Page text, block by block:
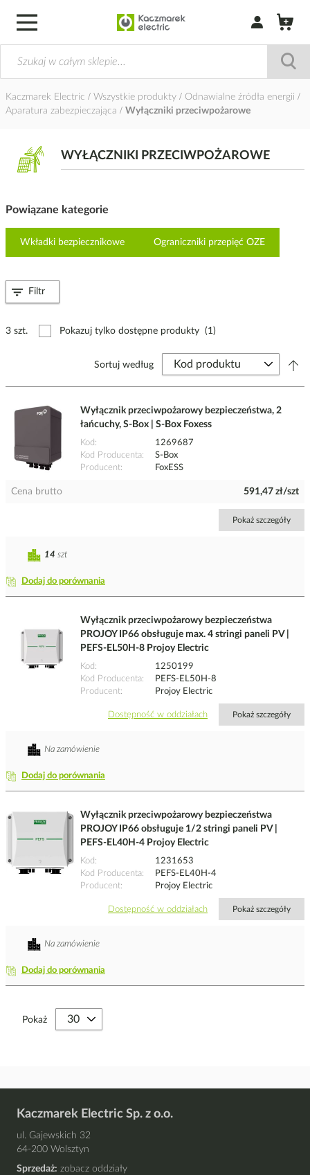
Zaloguj się /
Kaczmarek Electric Wszystkie produkty
Odnawialne źródła energii
Aparatura zabezpieczająca
Wyłączniki przeciwpożarowe
WYŁĄCZNIKI PRZECIWPOŻAROWE
Powiązane kategorie
Wkładki bezpiecznikowe Ograniczniki przepięć OZE
3 szt. Pokazuj tylko dostępne produkty (1)
Sortuj według
Wyłącznik przeciwpożarowy bezpieczeństwa, 2
łańcuchy, S-Box | S-Box Foxess
Kod
1269687
Kod Producenta
S-Box
Producent
FoxESS
Cena brutto 591,47 zł/szt
Pokaż szczegóły
Dodaj do porównania
14 szt
Wyłącznik przeciwpożarowy bezpieczeństwa
PROJOY IP66 obsługuje max. 4 stringi paneli PV |
PEFS-EL50H-8 Projoy Electric
Kod
1250199
Kod Producenta
PEFS-EL50H-8
Producent
Projoy Electric
Dostępność w oddziałach Pokaż szczegóły
Dodaj do porównania
Na zamówienie
Wyłącznik przeciwpożarowy bezpieczeństwa
PROJOY IP66 obsługuje 1/2 stringi paneli PV |
PEFS-EL40H-4 Projoy Electric
Kod
1231653
Kod Producenta
PEFS-EL40H-4
Producent
Projoy Electric
Dostępność w oddziałach Pokaż szczegóły
Dodaj do porównania
Na zamówienie
Pokaż
Filtr
Kaczmarek Electric Sp. z o.o.
ul. Gajewskich 32
64-200 Wolsztyn
Sprzedaż: zobacz oddziały